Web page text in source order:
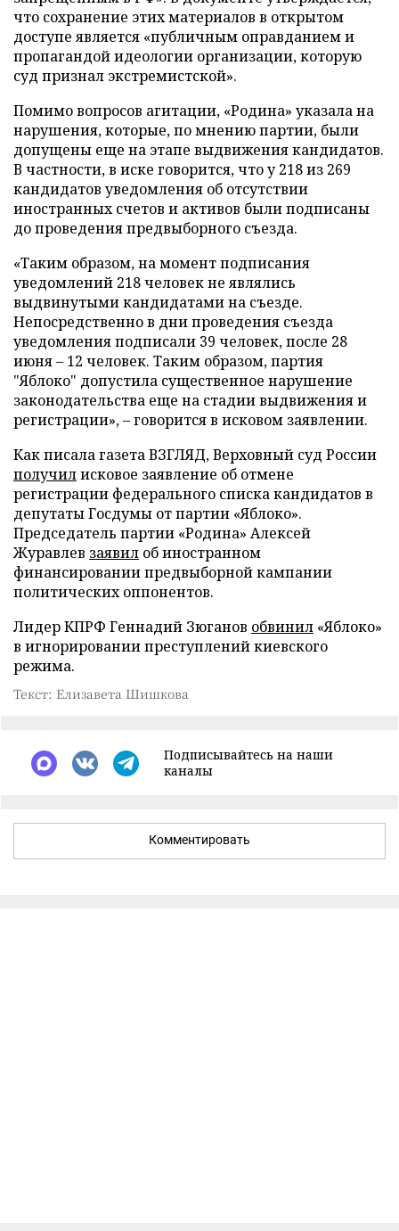
что сохранение этих материалов в открытом
доступе является «публичным оправданием и
пропагандой идеологии организации, которую
суд признал экстремистской».
Помимо вопросов агитации, «Родина» указала на
нарушения, которые, по мнению партии, были
допущены еще на этапе выдвижения кандидатов.
В частности, в иске говорится, что у 218 из 269
кандидатов уведомления об отсутствии
иностранных счетов и активов были подписаны
до проведения предвыборного съезда.
«Таким образом, на момент подписания
уведомлений 218 человек не являлись
выдвинутыми кандидатами на съезде.
Непосредственно в дни проведения съезда
уведомления подписали 39 человек, после 28
июня – 12 человек. Таким образом, партия
"Яблоко" допустила существенное нарушение
законодательства еще на стадии выдвижения и
регистрации», – говорится в исковом заявлении.
Как писала газета ВЗГЛЯД, Верховный суд России
получилисковое заявление об отмене
регистрации федерального списка кандидатов в
депутаты Госдумы от партии «Яблоко».
Председатель партии «Родина» Алексей
Журавлев заявил об иностранном
финансировании предвыборной кампании
политических оппонентов.
Лидер КПРФ Геннадий Зюганов обвинил «Яблоко»
в игнорировании преступлений киевского
режима.
Текст: Елизавета Шишкова
Подписывайтесь на наши
каналы
Комментировать